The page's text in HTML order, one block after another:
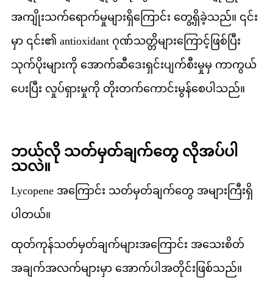
အကျိုးသက်ရောက်မှုများရှိကြောင်း တွေ့ရှိခဲ့သည်။ ၎င်း
မှာ ၎င်း၏ antioxidant ဂုဏ်သတ္တိများကြောင့်ဖြစ်ပြီး
သုက်ပိုးများကို အောက်ဆီဒေးရှင်းပျက်စီးမှုမှ ကာကွယ်
ပေးပြီး လှုပ်ရှားမှုကို တိုးတက်ကောင်းမွန်စေပါသည်။
ဘယ်လို သတ်မှတ်ချက်တွေ လိုအပ်ပါ
သလဲ။
Lycopene အကြောင်း သတ်မှတ်ချက်တွေ အများကြီးရှိ
ပါတယ်။
ထုတ်ကုန်သတ်မှတ်ချက်များအကြောင်း အသေးစိတ်
အချက်အလက်များမှာ အောက်ပါအတိုင်းဖြစ်သည်။